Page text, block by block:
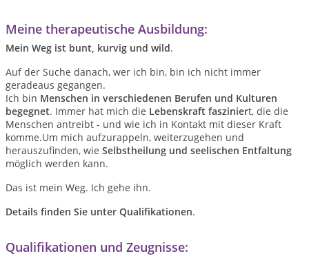
Meine therapeutische Ausbildung:
Mein Weg ist bunt, kurvig und wild.
Auf der Suche danach, wer ich bin, bin ich nicht immer
geradeaus gegangen.
Ich bin Menschen in verschiedenen Berufen und Kulturen
begegnet. Immer hat mich die Lebenskraft fasziniert, die die
Menschen antreibt - und wie ich in Kontakt mit dieser Kraft
komme.Um mich aufzurappeln, weiterzugehen und
herauszufinden, wie Selbstheilung und seelischen Entfaltung
möglich werden kann.
Das ist mein Weg. Ich gehe ihn.
Details finden Sie unter Qualifikationen.
Qualifikationen und Zeugnisse: